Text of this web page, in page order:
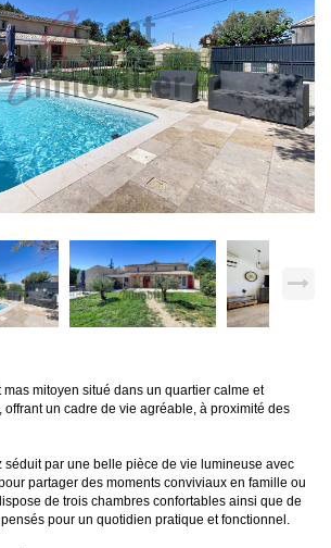
mas mitoyen situé dans un quartier calme et
un cadre de vie agréable, à proximité des
séduit par une belle pièce de vie lumineuse avec
partager des moments conviviaux en famille ou
de trois chambres confortables ainsi que de
pour un quotidien pratique et fonctionnel.